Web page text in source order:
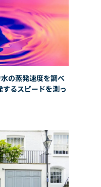
の蒸発速度を調べ
るスピードを測っ